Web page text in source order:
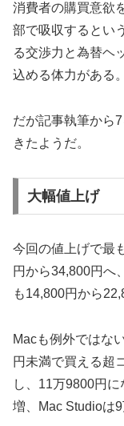
消費者の購買意欲
部で吸収するとい
る交渉力と為替ヘ
込める体力がある
だが記事執筆から
きたようだ。
大幅値上げ
今回の値上げで最
円から34,800円へ
も14,800円から
Macも例外ではな
円未満で買える超
し、11万9800円
増、Mac Studioは